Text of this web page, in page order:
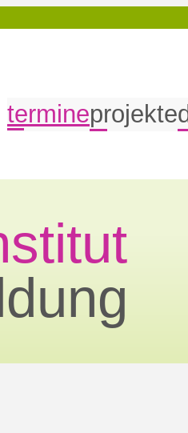
termineprojekte